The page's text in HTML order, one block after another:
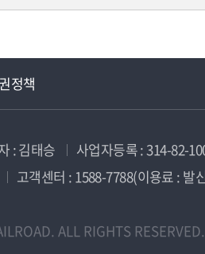
정책
: 김태승 사업자등록 : 314-82-
고객센터 : 1588-7788(이용료 : 발
ALL RIGHTS RESERVED.